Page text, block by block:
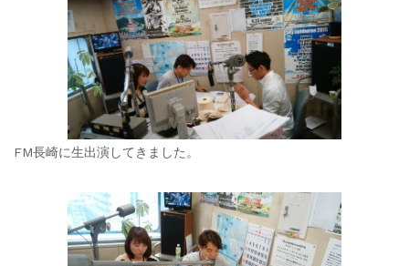
FM長崎に生出演してきました。